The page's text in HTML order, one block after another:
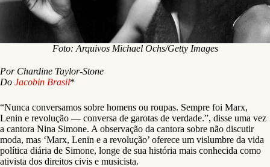
Foto: Arquivos Michael Ochs/Getty Images
Por Chardine Taylor-Stone
Do Jacobin Brasil*
“Nunca conversamos sobre homens ou roupas. Sempre foi Marx,
Lenin e revolução — conversa de garotas de verdade.”, disse uma vez
a cantora Nina Simone. A observação da cantora sobre não discutir
moda, mas ‘Marx, Lenin e a revolução’ oferece um vislumbre da vida
política diária de Simone, longe de sua história mais conhecida como
ativista dos direitos civis e musicista.